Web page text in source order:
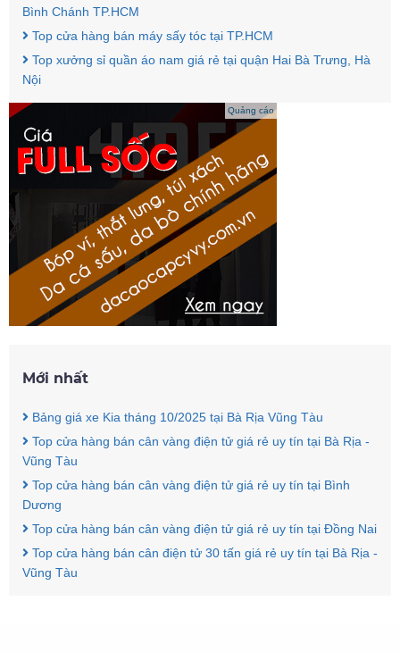
Bình Chánh TP.HCM
Top cửa hàng bán máy sấy tóc tại TP.HCM
Top xưởng sỉ quần áo nam giá rẻ tại quận Hai Bà Trưng, Hà
Nội
Quảng cáo
Mới nhất
Bảng giá xe Kia tháng 10/2025 tại Bà Rịa Vũng Tàu
Top cửa hàng bán cân vàng điện tử giá rẻ uy tín tại Bà Rịa -
Vũng Tàu
Top cửa hàng bán cân vàng điện tử giá rẻ uy tín tại Bình
Dương
Top cửa hàng bán cân vàng điện tử giá rẻ uy tín tại Đồng Nai
Top cửa hàng bán cân điện tử 30 tấn giá rẻ uy tín tại Bà Rịa -
Vũng Tàu